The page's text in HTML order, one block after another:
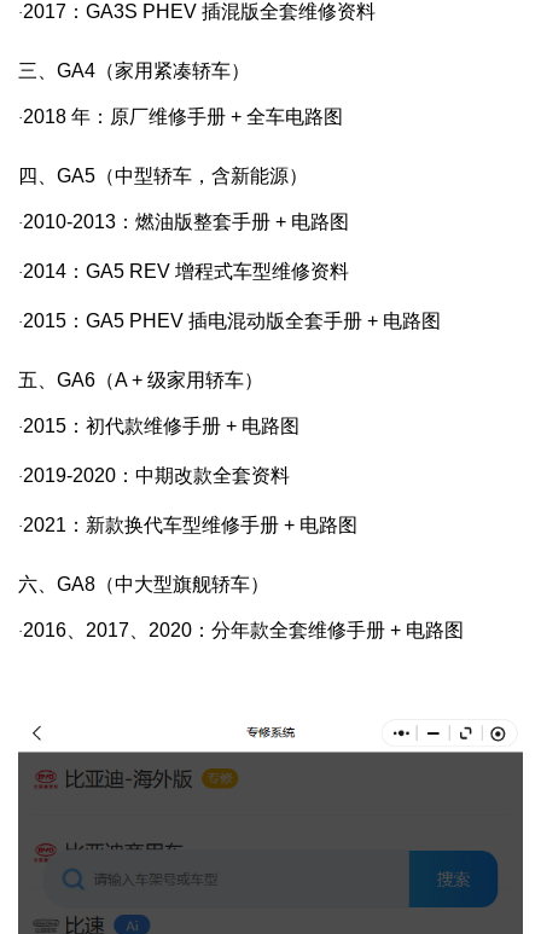
·2017 ： GA3S PHEV 插混版全套维修资料
三、GA4（家用紧凑轿车）
·2018 年：原厂维修手册 + 全车电路图
四、GA5（中型轿车，含新能源）
·2010-2013 ：燃油版整套手册 + 电路图
·2014 ： GA5 REV 增程式车型维修资料
·2015 ： GA5 PHEV 插电混动版全套手册 + 电路图
五、GA6（A + 级家用轿车）
·2015 ：初代款维修手册 + 电路图
·2019-2020 ：中期改款全套资料
·2021 ：新款换代车型维修手册 + 电路图
六、GA8（中大型旗舰轿车）
·2016 2017 2020 ：分年款全套维修手册 + 电路图